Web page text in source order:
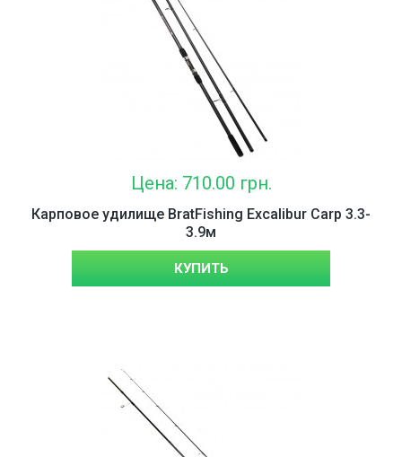
Цена: 710.00 грн.
Карповое удилище BratFishing Excalibur Carp 3.3-
3.9м
КУПИТЬ